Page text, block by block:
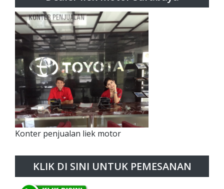
Konter penjualan liek motor
KLIK DI SINI UNTUK PEMESANAN